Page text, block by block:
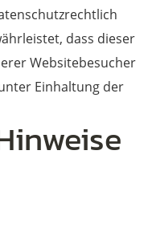
dass dieser
Websitebesucher
Einhaltung der